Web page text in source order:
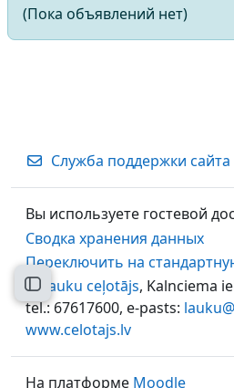
Открыть оглавление курса
(Пока объявлений нет)
Служба поддержки сайта
Вы используете гостевой
Сводка хранения данных
Переключить на
© Lauku ceļotājs, Kalnciema
tel.: 67617600, e-pasts:
www.celotajs.lv
На платформе Moodle